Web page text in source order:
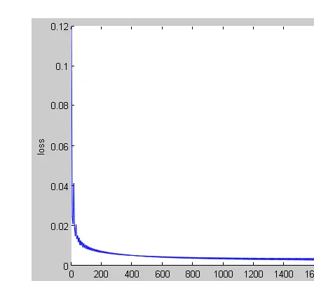
end
if
            plotdata(size(plotdata,1)+1,1)   =	iteration;
FILE
(FOUT);
figure,plot(plotdata(:,1),plotdata(:,2),